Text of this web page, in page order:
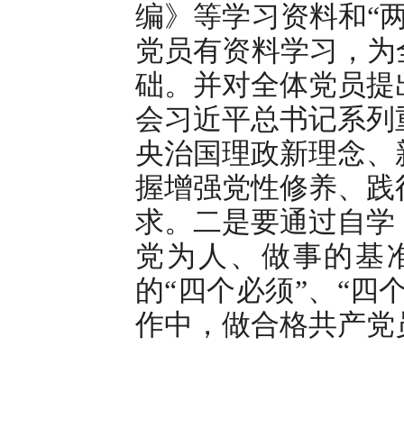
编》等学习资料和“
党员有资料学习，
础。并对全体党员
会习近平总书记系
央治国理政新理念
握增强党性修养、
求。二是要通过自
党为人、做事的基
的“四个必须”、“四
作中，做合格共产党